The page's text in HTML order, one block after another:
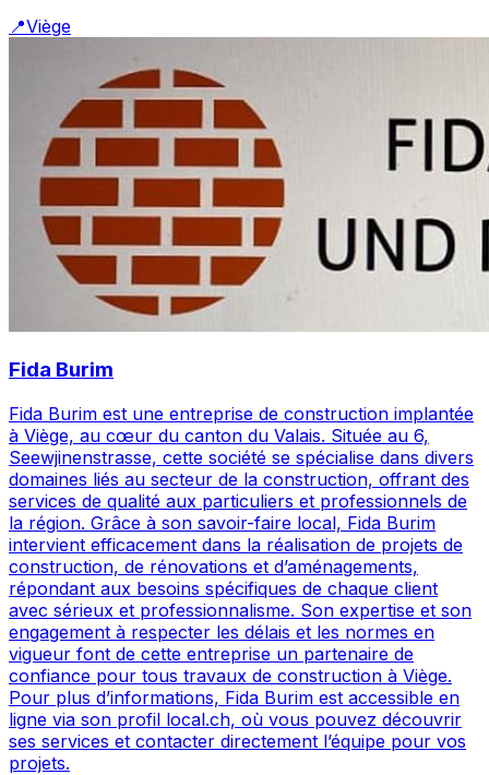
📍Viège
Fida Burim
Fida Burim est une entreprise de construction implantée
à Viège, au cœur du canton du Valais. Située au 6,
Seewjinenstrasse, cette société se spécialise dans divers
domaines liés au secteur de la construction, offrant des
services de qualité aux particuliers et professionnels de
la région. Grâce à son savoir-faire local, Fida Burim
intervient efficacement dans la réalisation de projets de
construction, de rénovations et d’aménagements,
répondant aux besoins spécifiques de chaque client
avec sérieux et professionnalisme. Son expertise et son
engagement à respecter les délais et les normes en
vigueur font de cette entreprise un partenaire de
confiance pour tous travaux de construction à Viège.
Pour plus d’informations, Fida Burim est accessible en
ligne via son profil local.ch, où vous pouvez découvrir
ses services et contacter directement l’équipe pour vos
projets.